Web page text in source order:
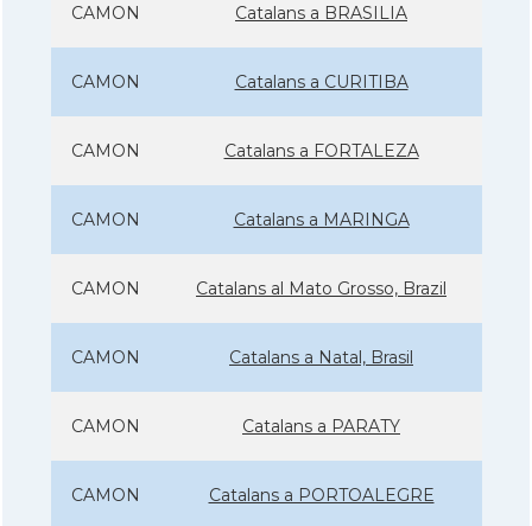
CAMON Catalans a BRASILIA
CAMON Catalans a CURITIBA
CAMON Catalans a FORTALEZA
CAMON Catalans a MARINGA
CAMON Catalans al Mato Grosso, Brazil
CAMON Catalans a Natal, Brasil
CAMON Catalans a PARATY
CAMON Catalans a PORTOALEGRE